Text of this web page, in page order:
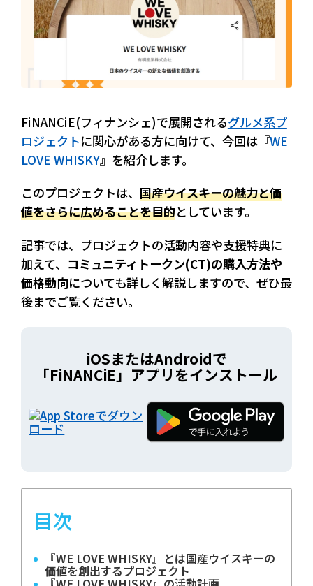
FiNANCiE(フィナンシェ)で展開されるグルメ系プ
ロジェクトに関心がある方に向けて、今回は『WE
LOVE WHISKY』を紹介します。
このプロジェクトは、 国産ウイスキーの魅力と価
値をさらに広めることを目的としています。
記事では、プロジェクトの活動内容や支援特典に
加えて、 コミュニティトークン(CT)の購入方法や
価格動向についても詳しく解説しますので、ぜひ最
後までご覧ください。
iOSまたはAndroidで
「FiNANCiE」アプリをインストール
目次
『WE LOVE WHISKY』とは国産ウイスキーの
価値を創出するプロジェクト